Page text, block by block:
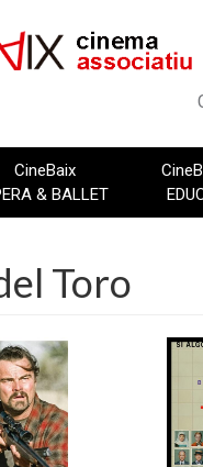
CineBaix
& BALLET
Toro